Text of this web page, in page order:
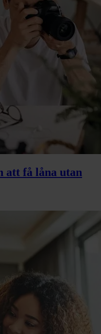
att få låna utan